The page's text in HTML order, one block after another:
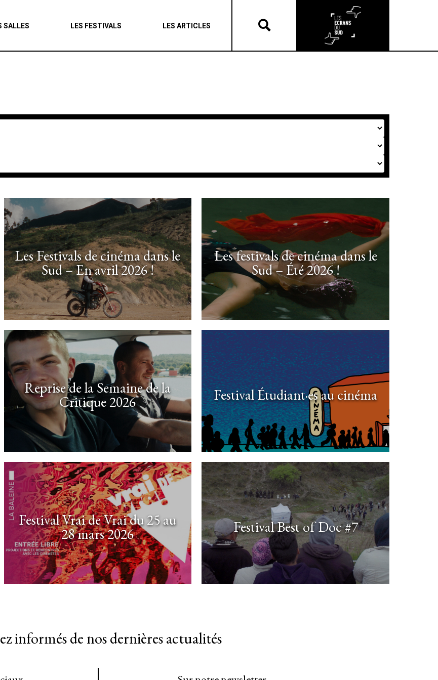
SALLES LES FESTIVALS LES ARTICLES
Les Festivals de cinéma dans le
Sud – En avril 2026 !
Les festivals de cinéma dans le
Sud – Été 2026 !
Reprise de la Semaine de la
Critique 2026 Festival Étudiant·es au cinéma
Festival Vrai de Vrai du 25 au
28 mars 2026 Festival Best of Doc #7
informés de nos dernières actualités